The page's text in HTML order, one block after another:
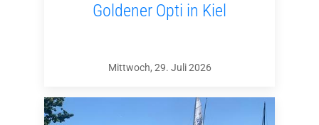
Goldener Opti in Kiel
Mittwoch, 29. Juli 2026